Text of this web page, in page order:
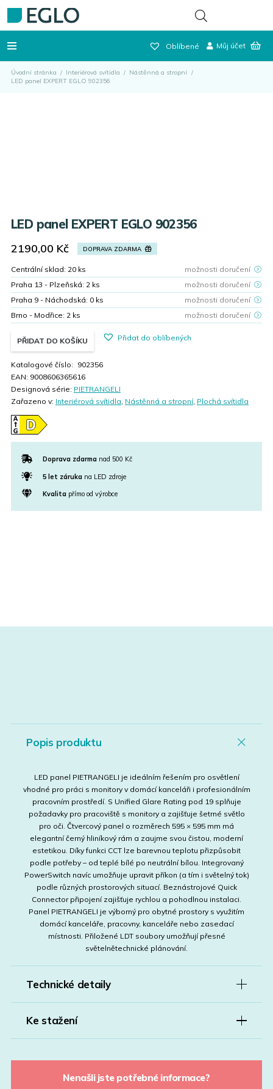
Oblíbené Můj účet
Úvodní stránka / Interiérová svítidla / Nástěnná a stropní /
LED panel EXPERT EGLO 902356
LED panel EXPERT EGLO 902356
2190,00 Kč DOPRAVA ZDARMA
Centrální sklad: 20 ks
možnosti doručení
Praha 13 - Plzeňská: 2 ks
možnosti doručení
Praha 9 - Náchodská: 0 ks
možnosti doručení
Brno - Modřice: 2 ks možnosti doručení
PŘIDAT DO KOŠÍKU Přidat do oblíbených
Katalogové číslo: 902356
EAN: 9008606365616
Designová série: PIETRANGELI
Zařazeno v: Interiérová svítidla, Nástěnná a stropní, Plochá svítidla
Doprava zdarma nad 500 Kč
5 let zárukana LED zdroje
Kvalitapřímo od výrobce
Popis produktu
LED panel PIETRANGELI je ideálním řešením pro osvětlení
vhodné pro práci s monitory v domácí kanceláři i profesionálním
pracovním prostředí. S Unified Glare Rating pod 19 splňuje
požadavky pro pracoviště s monitory a zajišťuje šetrné světlo
pro oči. Čtvercový panel o rozměrech 595 × 595 mm má
elegantní černý hliníkový rám a zaujme svou čistou, moderní
estetikou. Díky funkci CCT lze barevnou teplotu přizpůsobit
podle potřeby – od teplé bílé po neutrální bílou. Integrovaný
PowerSwitch navíc umožňuje upravit příkon (a tím i světelný tok)
podle různých prostorových situací. Beznástrojové Quick
Connector připojení zajišťuje rychlou a pohodlnou instalaci.
Panel PIETRANGELI je výborný pro obytné prostory s využitím
domácí kanceláře, pracovny, kanceláře nebo zasedací
místnosti. Přiložené LDT soubory umožňují přesné
světelnětechnické plánování.
Technické detaily
Ke stažení
Nenašli jste potřebné informace?